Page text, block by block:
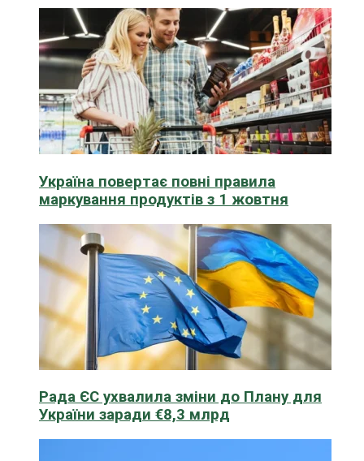
Україна повертає повні правила
маркування продуктів з 1 жовтня
Рада ЄС ухвалила зміни до Плану для
України заради €8,3 млрд